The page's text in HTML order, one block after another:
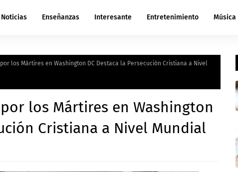
Noticias Enseñanzas Interesante Entretenimiento Música
los Mártires en Washington DC Destaca la Persecución Cristiana a Nivel
los Mártires en Washington
Cristiana a Nivel Mundial